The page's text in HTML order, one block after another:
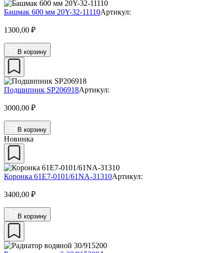
Башмак 600 мм 20Y-32-11110Артикул:
1300,00 ₽
В корзину
Подшипник SP206918Артикул:
3000,00 ₽
В корзину
Новинка
Коронка 61E7-0101/61NA-31310Артикул:
3400,00 ₽
В корзину